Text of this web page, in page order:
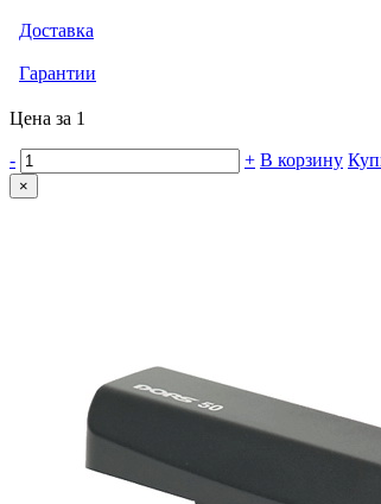
Доставка
Гарантии
Цена за 1
- + В корзину
×